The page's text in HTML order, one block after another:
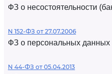
ФЗ о несостоятельности
N 152-ФЗ от 27.07.2006
ФЗ о персональных данных
N 44-ФЗ от 05.04.2013